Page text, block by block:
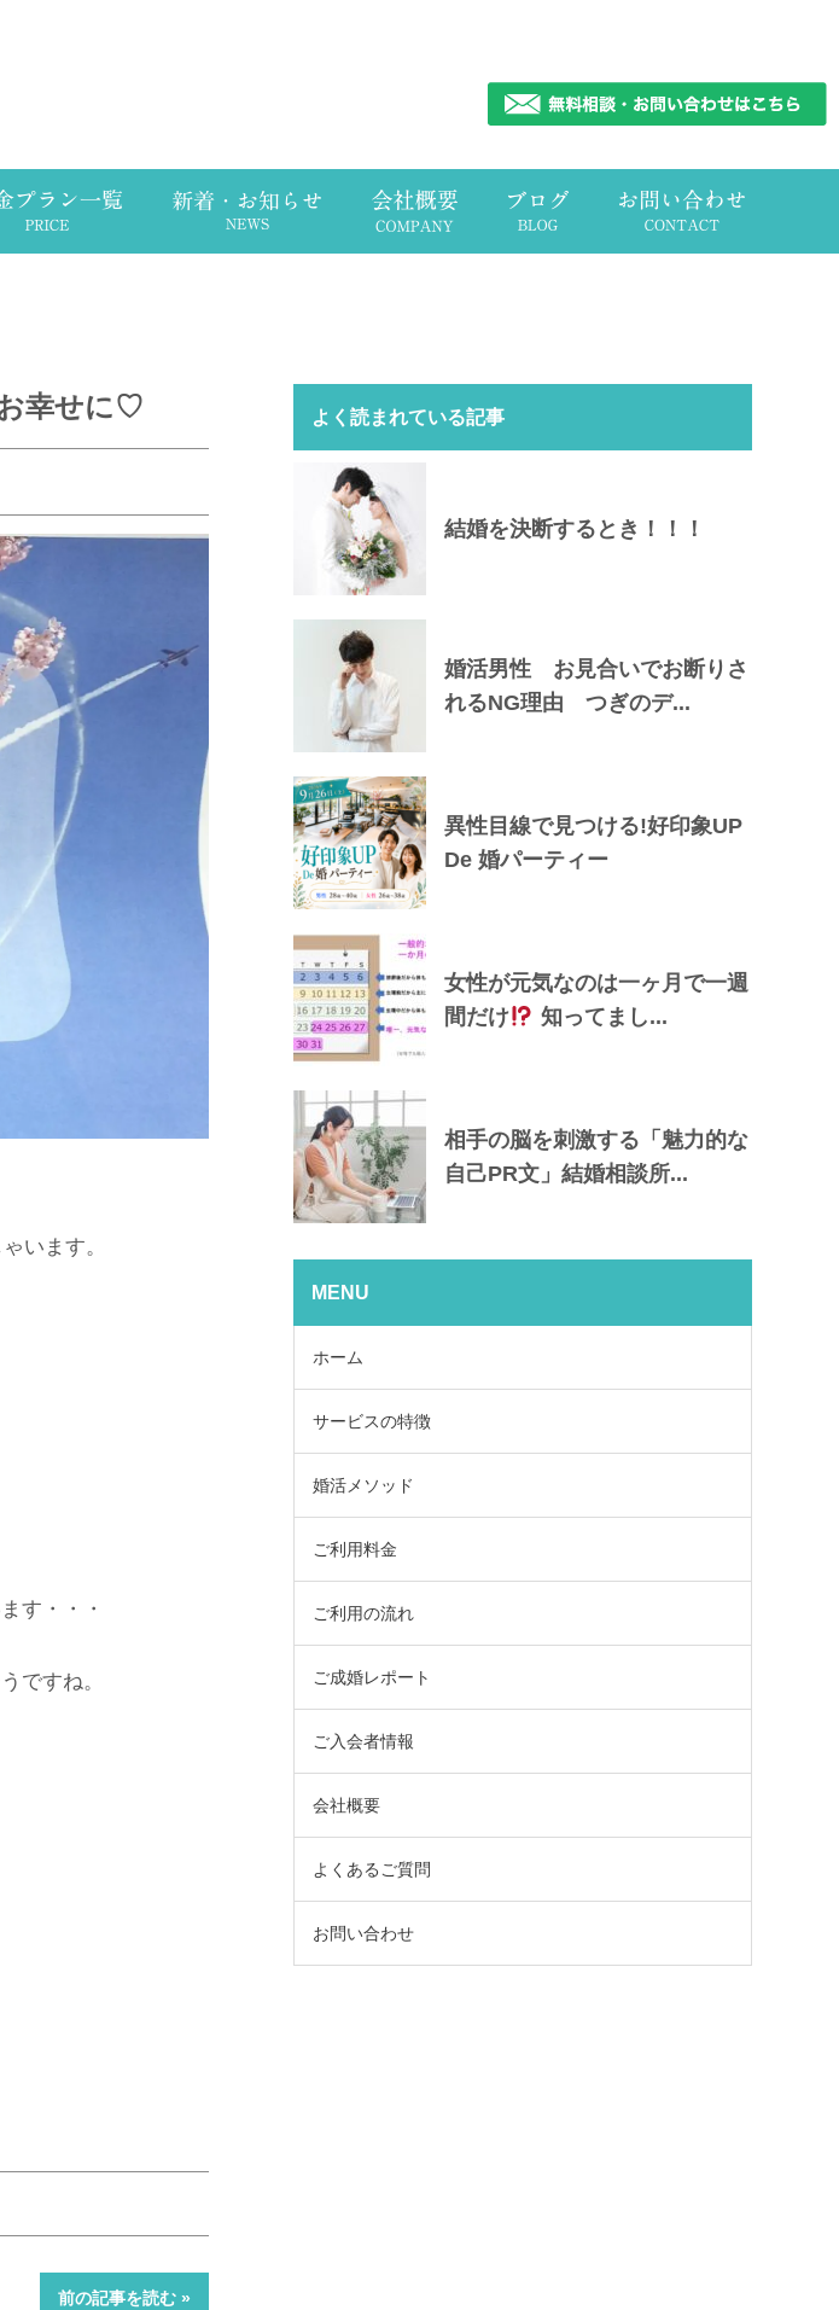
幸せに♡
います。
す・・・
ですね。
前の記事を読む »
よく読まれている記事
結婚を決断するとき！！！
婚活男性 お見合いでお断りさ
れるNG理由 つぎのデ...
異性目線で見つける!好印象UP
De 婚パーティー
女性が元気なのは一ヶ月で一週
間だけ
知ってまし...
相手の脳を刺激する「魅力的な
自己PR文」結婚相談所...
MENU
ホーム
サービスの特徴
婚活メソッド
ご利用料金
ご利用の流れ
ご成婚レポート
ご入会者情報
会社概要
よくあるご質問
お問い合わせ